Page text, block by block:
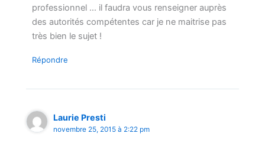
professionnel … il faudra vous renseigner auprès
des autorités compétentes car je ne maitrise pas
très bien le sujet !
Répondre
Laurie Presti
novembre 25, 2015 à 2:22 pm